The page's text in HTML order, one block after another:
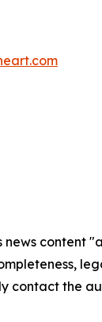
news content
contact the